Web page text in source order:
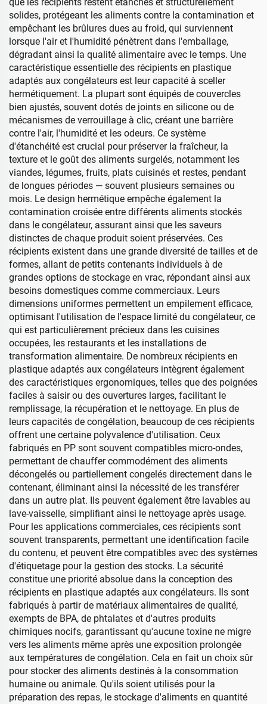
solides, protégeant les aliments contre la contamination et
empêchant les brûlures dues au froid, qui surviennent
lorsque l'air et l'humidité pénètrent dans l'emballage,
dégradant ainsi la qualité alimentaire avec le temps. Une
caractéristique essentielle des récipients en plastique
adaptés aux congélateurs est leur capacité à sceller
hermétiquement. La plupart sont équipés de couvercles
bien ajustés, souvent dotés de joints en silicone ou de
mécanismes de verrouillage à clic, créant une barrière
contre l'air, l'humidité et les odeurs. Ce système
d'étanchéité est crucial pour préserver la fraîcheur, la
texture et le goût des aliments surgelés, notamment les
viandes, légumes, fruits, plats cuisinés et restes, pendant
de longues périodes — souvent plusieurs semaines ou
mois. Le design hermétique empêche également la
contamination croisée entre différents aliments stockés
dans le congélateur, assurant ainsi que les saveurs
distinctes de chaque produit soient préservées. Ces
récipients existent dans une grande diversité de tailles et de
formes, allant de petits contenants individuels à de
grandes options de stockage en vrac, répondant ainsi aux
besoins domestiques comme commerciaux. Leurs
dimensions uniformes permettent un empilement efficace,
optimisant l'utilisation de l'espace limité du congélateur, ce
qui est particulièrement précieux dans les cuisines
occupées, les restaurants et les installations de
transformation alimentaire. De nombreux récipients en
plastique adaptés aux congélateurs intègrent également
des caractéristiques ergonomiques, telles que des poignées
faciles à saisir ou des ouvertures larges, facilitant le
remplissage, la récupération et le nettoyage. En plus de
leurs capacités de congélation, beaucoup de ces récipients
offrent une certaine polyvalence d'utilisation. Ceux
fabriqués en PP sont souvent compatibles micro-ondes,
permettant de chauffer commodément des aliments
décongelés ou partiellement congelés directement dans le
contenant, éliminant ainsi la nécessité de les transférer
dans un autre plat. Ils peuvent également être lavables au
lave-vaisselle, simplifiant ainsi le nettoyage après usage.
Pour les applications commerciales, ces récipients sont
souvent transparents, permettant une identification facile
du contenu, et peuvent être compatibles avec des systèmes
d'étiquetage pour la gestion des stocks. La sécurité
constitue une priorité absolue dans la conception des
récipients en plastique adaptés aux congélateurs. Ils sont
fabriqués à partir de matériaux alimentaires de qualité,
exempts de BPA, de phtalates et d'autres produits
chimiques nocifs, garantissant qu'aucune toxine ne migre
vers les aliments même après une exposition prolongée
aux températures de congélation. Cela en fait un choix sûr
pour stocker des aliments destinés à la consommation
humaine ou animale. Qu'ils soient utilisés pour la
préparation des repas, le stockage d'aliments en quantité